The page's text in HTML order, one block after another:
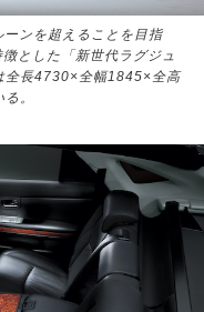
ンを超えることを目指
とした「新世代ラグジュ
全長4730×全幅1845×全高
。